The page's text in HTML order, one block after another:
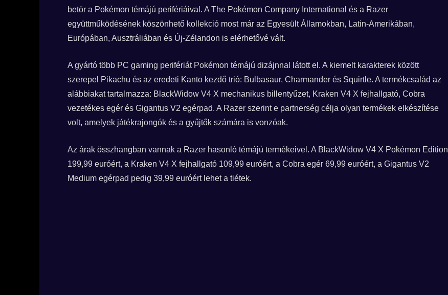
betör a Pokémon témájú perifériáival. A The Pokémon Company International és a Razer
együttműködésének köszönhető kollekció most már az Egyesült Államokban, Latin-Amerikában,
Európában, Ausztráliában és Új-Zélandon is elérhetővé vált.
A gyártó több PC gaming perifériát Pokémon témájú dizájnnal látott el. A kiemelt karakterek között
szerepel Pikachu és az eredeti Kanto kezdő trió: Bulbasaur, Charmander és Squirtle. A termékcsalád az
alábbiakat tartalmazza: BlackWidow V4 X mechanikus billentyűzet, Kraken V4 X fejhallgató, Cobra
vezetékes egér és Gigantus V2 egérpad. A Razer szerint e partnerség célja olyan termékek elkészítése
volt, amelyek játékrajongók és a gyűjtők számára is vonzóak.
Az árak összhangban vannak a Razer hasonló témájú termékeivel. A BlackWidow V4 X Pokémon Edition
199,99 euróért, a Kraken V4 X fejhallgató 109,99 euróért, a Cobra egér 69,99 euróért, a Gigantus V2
Medium egérpad pedig 39,99 euróért lehet a tiétek.